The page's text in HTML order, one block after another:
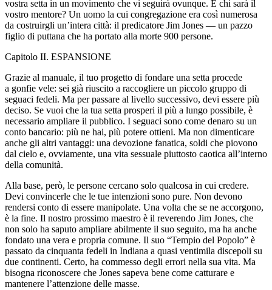
vostra setta in un movimento che vi seguirà ovunque. E chi sarà il
vostro mentore? Un uomo la cui congregazione era così numerosa
da costruirgli un’intera città: il predicatore Jim Jones — un pazzo
figlio di puttana che ha portato alla morte 900 persone.
Capitolo II. ESPANSIONE
Grazie al manuale, il tuo progetto di fondare una setta procede
a gonfie vele: sei già riuscito a raccogliere un piccolo gruppo di
seguaci fedeli. Ma per passare al livello successivo, devi essere più
deciso. Se vuoi che la tua setta prosperi il più a lungo possibile, è
necessario ampliare il pubblico. I seguaci sono come denaro su un
conto bancario: più ne hai, più potere ottieni. Ma non dimenticare
anche gli altri vantaggi: una devozione fanatica, soldi che piovono
dal cielo e, ovviamente, una vita sessuale piuttosto caotica all’interno
della comunità.
Alla base, però, le persone cercano solo qualcosa in cui credere.
Devi convincerle che le tue intenzioni sono pure. Non devono
rendersi conto di essere manipolate. Una volta che se ne accorgono,
è la fine. Il nostro prossimo maestro è il reverendo Jim Jones, che
non solo ha saputo ampliare abilmente il suo seguito, ma ha anche
fondato una vera e propria comune. Il suo “Tempio del Popolo” è
passato da cinquanta fedeli in Indiana a quasi ventimila discepoli su
due continenti. Certo, ha commesso degli errori nella sua vita. Ma
bisogna riconoscere che Jones sapeva bene come catturare e
mantenere l’attenzione delle masse.